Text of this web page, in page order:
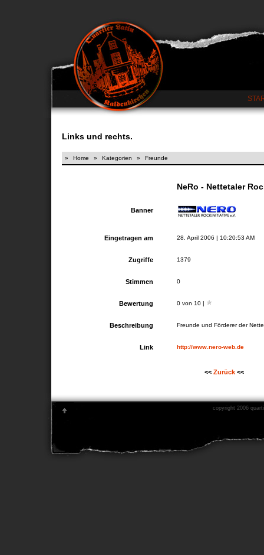
Links und rechts.
» Home » Kategorien » Freunde
NeRo - Nettetaler
Banner
Eingetragen am 28. April 2006 | 10:20:53 AM
Zugriffe 1379
Stimmen 0
Bewertung 0 von 10 |
Beschreibung Freunde und Förderer der
Link http://www.nero-web.de
<< Zurück<<
copyright 2006